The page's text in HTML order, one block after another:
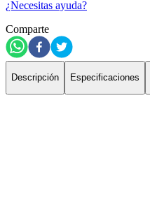
¿Necesitas ayuda?
Comparte
Descripción Especificaciones